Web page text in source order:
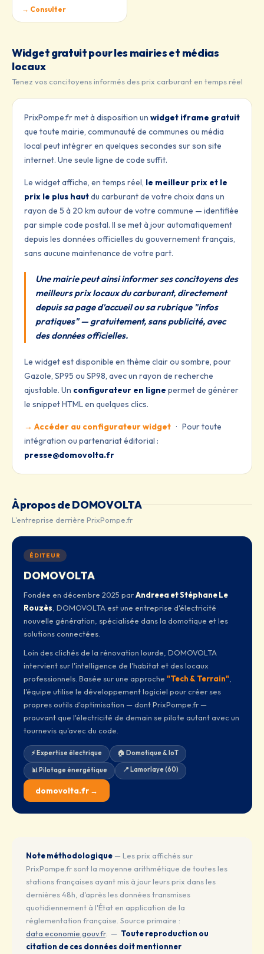
→ Consulter
Widget gratuit pour les mairies et médias
locaux
Tenez vos concitoyens informés des prix carburant en temps réel
PrixPompe.fr met à disposition un widget iframe gratuit
que toute mairie, communauté de communes ou média
local peut intégrer en quelques secondes sur son site
internet. Une seule ligne de code suffit.
Le widget affiche, en temps réel, le meilleur prix et le
prix le plus hautdu carburant de votre choix dans un
rayon de 5 à 20 km autour de votre commune — identifiée
par simple code postal. Il se met à jour automatiquement
depuis les données officielles du gouvernement français,
sans aucune maintenance de votre part.
Une mairie peut ainsi informer ses concitoyens des
meilleurs prix locaux du carburant, directement
depuis sa page d'accueil ou sa rubrique "infos
pratiques" — gratuitement, sans publicité, avec
des données officielles.
Le widget est disponible en thème clair ou sombre, pour
Gazole, SP95 ou SP98, avec un rayon de recherche
ajustable. Un configurateur en ligne permet de générer
le snippet HTML en quelques clics.
→ Accéder au configurateur widget · Pour toute
intégration ou partenariat éditorial :
presse@domovolta.fr
À propos de DOMOVOLTA
L'entreprise derrière PrixPompe.fr
ÉDITEUR
DOMOVOLTA
Fondée en décembre 2025 parAndreea et Stéphane Le
Rouzès, DOMOVOLTA est une entreprise d'électricité
nouvelle génération, spécialisée dans la domotique et les
solutions connectées.
Loin des clichés de la rénovation lourde, DOMOVOLTA
intervient sur l'intelligence de l'habitat et des locaux
professionnels. Basée sur une approche "Tech & Terrain",
l'équipe utilise le développement logiciel pour créer ses
propres outils d'optimisation — dont PrixPompe.fr —
prouvant que l'électricité de demain se pilote autant avec un
tournevis qu'avec du code.
⚡ Expertise électrique 🏠 Domotique & IoT
📊 Pilotage énergétique 📍 Lamorlaye (60)
domovolta.fr →
Note méthodologique — Les prix affichés sur
PrixPompe.fr sont la moyenne arithmétique de toutes les
stations françaises ayant mis à jour leurs prix dans les
dernières 48h, d'après les données transmises
quotidiennement à l'État en application de la
réglementation française. Source primaire :
data.economie.gouv.fr. — Toute reproduction ou
citation de ces données doit mentionner